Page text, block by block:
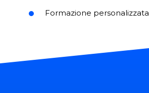
Formazione personalizzata